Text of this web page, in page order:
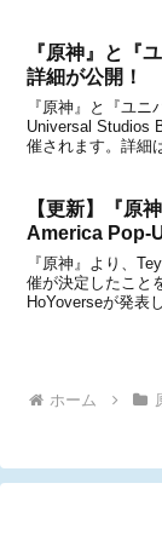
『原神』と『
詳細が公開！
『原神』と『ユニ
Universal Studios
催されます。詳細
【更新】『原
America Pop-
『原神』より、
催が決定したこと
HoYoverseが発表
ホーム